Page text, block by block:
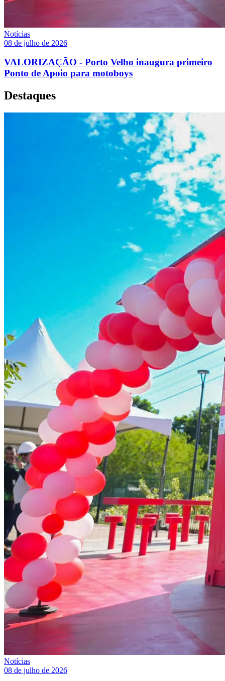
Notícias
08 de julho de 2026
VALORIZAÇÃO - Porto Velho inaugura primeiro
Ponto de Apoio para motoboys
Destaques
Notícias
08 de julho de 2026